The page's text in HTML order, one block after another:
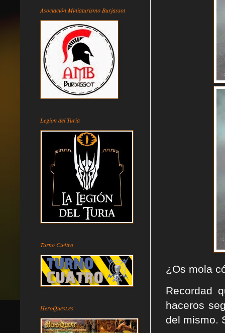
¿Os mola
Recordad
haceros
del mismo.
Asociación Miniaturismo Burjassot
Legion del Turia
Turno Cu4tro
HeroQuest.es